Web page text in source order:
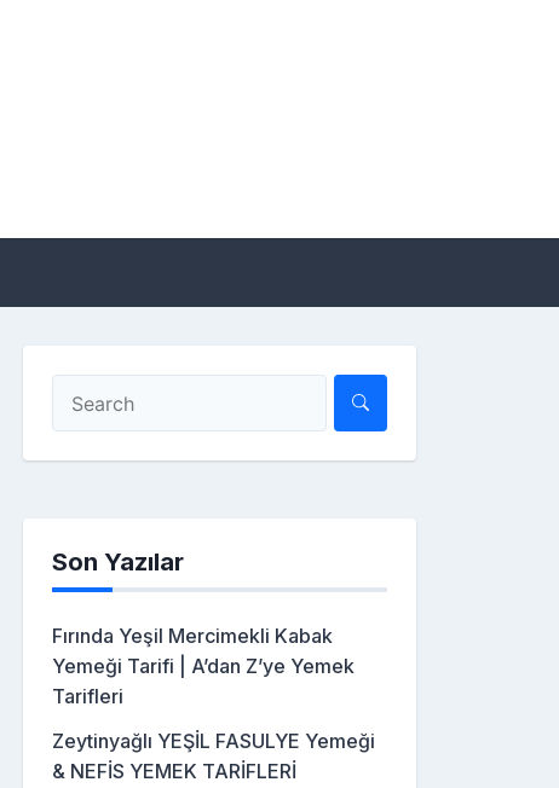
Son Yazılar
Fırında Yeşil Mercimekli Kabak
Yemeği Tarifi | A’dan Z’ye Yemek
Tarifleri
Zeytinyağlı YEŞİL FASULYE Yemeği
& NEFİS YEMEK TARİFLERİ